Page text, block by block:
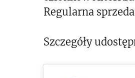
Regularna
Szczegóły